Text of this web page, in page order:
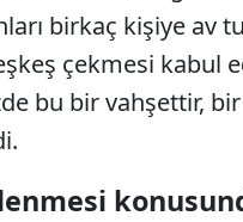
birkaç kişiye av
çekmesi kabul
bu bir vahşettir, bir